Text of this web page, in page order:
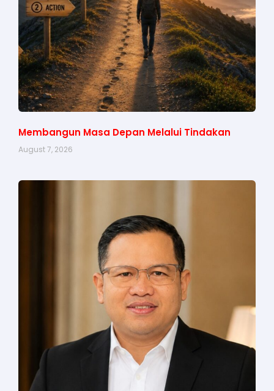
Membangun Masa Depan Melalui Tindakan
August 7, 2026